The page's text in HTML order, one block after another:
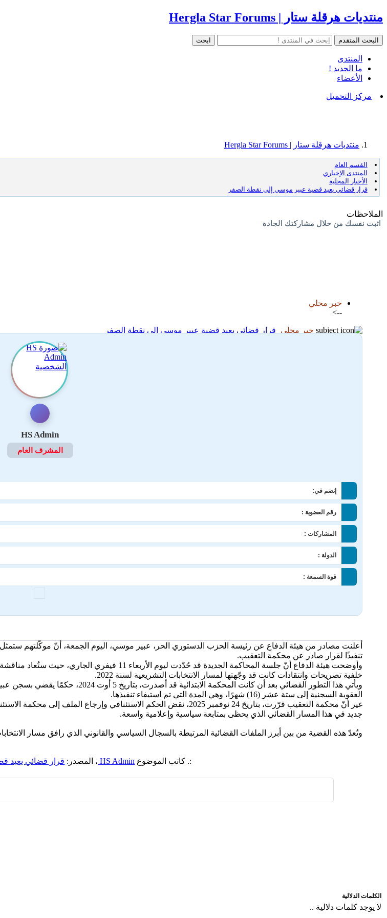
منتديات هرقلة ستار | Hergla Star Forums
المنتدى
ما الجديد !
الأعضاء
مركز التحميل
منتديات هرقلة ستار | Hergla Star Forums
القسم العام
المنتدى الإخباري
الأخبار المحلية
قرار قضائي يعيد قضية عبير موسي إلى نقطة الصفر
الملاحظات
اثبت نفسك من خلال مشاركتك الجادة
خبر محلي
-->
خبر محلي
قرار قضائي يعيد قضية عبير موسي إلى نقطة الصفر
07-02-2026 06:51
HS Admin
المشرف العام
إنضم في:
رقم العضوية :
المشاركات :
الدولة :
قوة السمعة :
أعلنت مصادر من هيئة الدفاع عن رئيسة الحزب الدستوري الحر، عبير موسي، اليوم الجمعة، أنّ موكّلتهم ستمثل
تنفيذًا لقرار صادر عن محكمة التعقيب.
وأوضحت هيئة الدفاع أنّ جلسة المحاكمة الجديدة قد
خلفية تصريحات وانتقادات كانت قد وجّهتها لمسار الانتخابات التشريعية لسنة 2022.
ويأتي هذا التطور القضائي بعد أن كانت
العقوبة السجنية إلى ستة عشر (16) شهرًا، وهي المدة التي تم استيفاء تنفيذها.
غير أنّ محكمة التعقيب قرّرت، بتاريخ 24 نوفمبر 2025، نقض الحكم
جديد في هذا المسار القضائي الذي يحظى بمتابعة سياسية وإعلامية واسعة.
وتُعدّ هذه القضية من بين أبرز الملفات القضائية المرتبطة بالسجال السياسي والقانوني الذي رافق مسار
:. كاتب الموضوع HS Admin ، المصدر: قرار قضائي يعيد
الكلمات الدلالية
لا يوجد كلمات دلالية ..